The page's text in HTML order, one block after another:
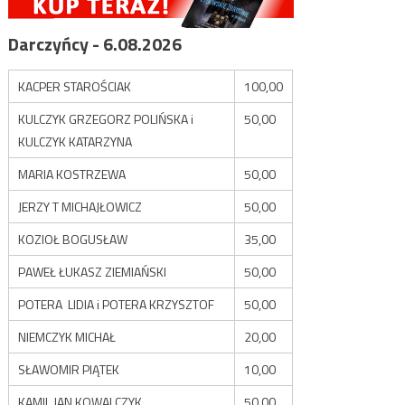
Darczyńcy - 6.08.2026
KACPER STAROŚCIAK
100,00
KULCZYK GRZEGORZ POLIŃSKA i
KULCZYK KATARZYNA
50,00
MARIA KOSTRZEWA
50,00
JERZY T MICHAJŁOWICZ
50,00
KOZIOŁ BOGUSŁAW
35,00
PAWEŁ ŁUKASZ ZIEMIAŃSKI
50,00
POTERA LIDIA i POTERA KRZYSZTOF
50,00
NIEMCZYK MICHAŁ
20,00
SŁAWOMIR PIĄTEK
10,00